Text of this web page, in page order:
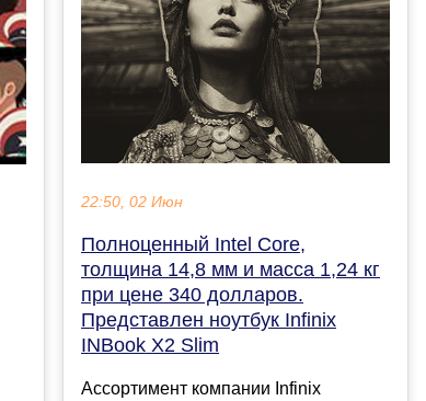
22:50, 02 Июн
Полноценный Intel Core,
толщина 14,8 мм и масса 1,24 кг
при цене 340 долларов.
Представлен ноутбук Infinix
INBook X2 Slim
Ассортимент компании Infinix